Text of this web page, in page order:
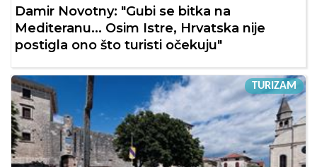
Damir Novotny: "Gubi se bitka na
Mediteranu... Osim Istre, Hrvatska nije
postigla ono što turisti očekuju"
TURIZAM